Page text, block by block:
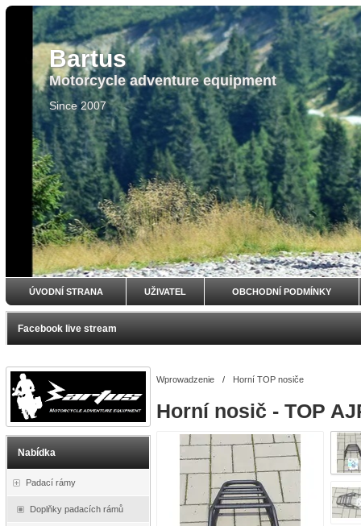
Bartus
Motorcycle adventure equipment
Since 2007
ÚVODNÍ STRANA UŽIVATEL OBCHODNÍ PODMÍNKY
Facebook live stream
Nabídka
Padací rámy
Doplňky padacích rámů
Wprowadzenie / Horní TOP nosiče
Horní nosič - TOP